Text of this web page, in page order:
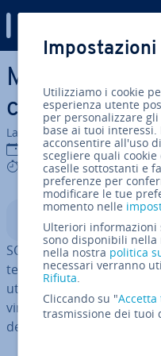
Vai al contenuto prin­ci­pa­le
MongoDB e
confronto tra
La redazione di IONOS
09 set 2024
8 mins
Indice
SQL o NoSQL? I due
te­ri­sti­che in comune, ma
utilizzo uno dei due
vincitore del confronto tra
decretato so­prat­tut­to
Impostazioni
Utilizziamo i cookie
esperienza utente
per personalizzare
base ai tuoi
acconsentire all'uso
scegliere quali
caselle sottostanti e
preferenze per
modificare le tue
momento nelle
Ulteriori informazioni
sono disponibili nella
nella nostra politica
necessari verranno
Rifiuta.
Cliccando su "
trasmissione dei tuoi